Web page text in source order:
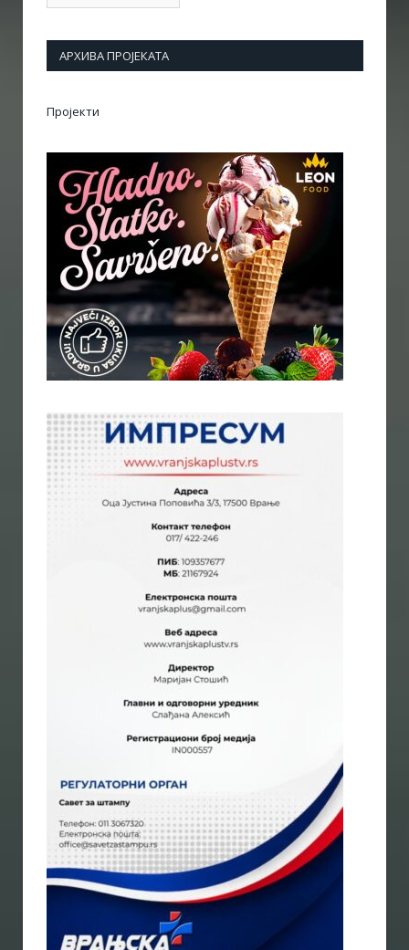
АРХИВА ПРОЈЕКАТА
Пројекти